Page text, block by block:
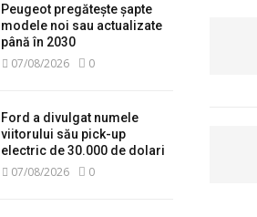
Peugeot pregătește șapte
modele noi sau actualizate
până în 2030
07/08/2026 0
Ford a divulgat numele
viitorului său pick-up
electric de 30.000 de dolari
07/08/2026 0